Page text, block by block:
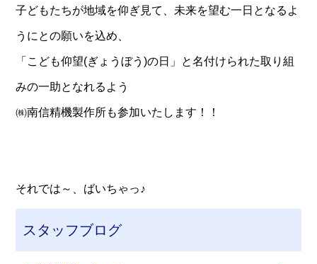
子どもたちが地域を仰ぎ見て、未来を望む一日となるよ
うにとの願いを込め、
「こども仰望(ぎょうぼう)の日」と名付けられた取り組
みの一助となれるよう
㈱南信精機製作所も参加いたします！！
それでは～、ばいちゃっ♪
スタッフブログ